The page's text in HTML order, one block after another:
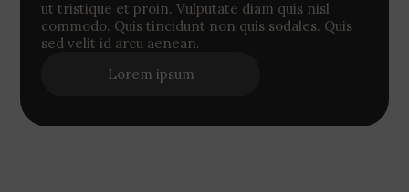
ut tristique et proin. Vulputate diam quis nisl
commodo. Quis tincidunt non quis sodales. Quis
sed velit id arcu aenean.
Lorem ipsum